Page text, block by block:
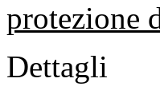
protezione
Dettagli